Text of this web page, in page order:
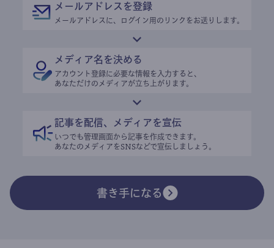
メールアドレスを登録
メールアドレスに、ログイン用のリンクをお送りします。
メディア名を決める
アカウント登録に必要な情報を入力すると、
あなただけのメディアが立ち上がります。
記事を配信、メディアを宣伝
いつでも管理画面から記事を作成できます。
あなたのメディアをSNSなどで宣伝しましょう。
書き手になる